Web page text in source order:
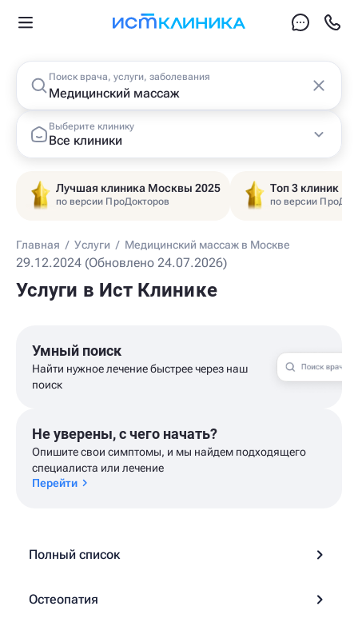
Поиск врача, услуги, заболевания
Выберите клинику
Все клиники
Лучшая клиника Москвы 2025
по версии ПроДокторов
Топ 3 клиник
по версии
Главная / Услуги / Медицинский массаж в Москве
29.12.2024 (Обновлено 24.07.2026)
Услуги в Ист Клинике
Умный поиск
Найти нужное лечение быстрее через наш
поиск
Не уверены, с чего начать?
Опишите свои симптомы, и мы найдем подходящего
специалиста или лечение
Перейти
Полный список
Остеопатия